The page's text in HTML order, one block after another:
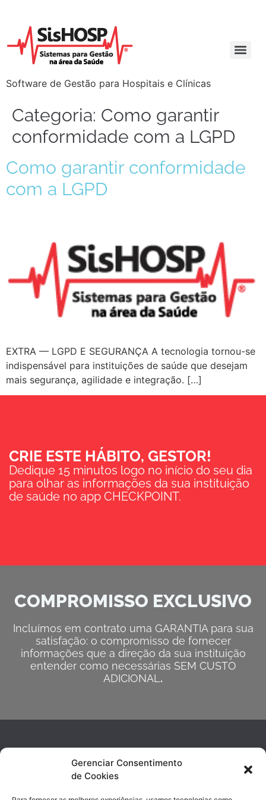
Gerenciar Consentimento
de Cookies
Software de Gestão para Hospitais e Clínicas
Categoria: Como garantir
conformidade com a LGPD
Como garantir conformidade
com a LGPD
EXTRA — LGPD E SEGURANÇA A tecnologia tornou-se
indispensável para instituições de saúde que desejam
mais segurança, agilidade e integração. […]
CRIE ESTE HÁBITO, GESTOR!
Dedique 15 minutos logo no início do seu dia
para olhar as informações da sua instituição
de saúde no app CHECKPOINT.
COMPROMISSO EXCLUSIVO
Incluímos em contrato uma GARANTIA para sua
satisfação: o compromisso de fornecer
informações que a direção da sua instituição
entender como necessárias SEM CUSTO
ADICIONAL .